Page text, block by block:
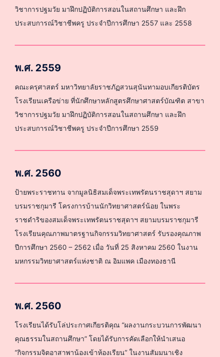
วิชาการปฐมวัย มาฝึกปฏิบัติการสอนในสถานศึกษา และฝึก
ประสบการณ์วิชาชีพครู ประจำปีการศึกษา 2557 และ 2558
พ.ศ. 2559
คณะครุศาสตร์ มหาวิทยาลัยราชภัฏสวนสุนันทามอบเกียรติบัตร
โรงเรียนเครือข่าย ที่นักศึกษาหลักสูตรศึกษาศาสตร์บัณฑิต สาขา
วิชาการปฐมวัย มาฝึกปฏิบัติการสอนในสถานศึกษา และฝึก
ประสบการณ์วิชาชีพครู ประจำปีการศึกษา 2559
พ.ศ. 2560
ป้ายพระราชทาน จากมูลนิธิสมเด็จพระเทพรัตนราชสุดาฯ สยาม
บรมราชกุมารี โครงการบ้านนักวิทยาศาสตร์น้อย ในพระ
ราชดำริของสมเด็จพระเทพรัตนราชสุดาฯ สยามบรมราชกุมารี
โรงเรียนคุณภาพมาตรฐานกิจกรรมวิทยาศาสตร์ รับรองคุณภาพ
ปีการศึกษา 2560 – 2562 เมื่อ วันที่ 25 สิงหาคม 2560 ในงาน
มหกรรมวิทยาศาสตร์แห่งชาติ ณ อิมแพค เมืองทองธานี
พ.ศ. 2560
โรงเรียนได้รับโล่ประกาศเกียรติคุณ “ผลงานกระบวนการพัฒนา
คุณธรรมในสถานศึกษา” โดยได้รับการคัดเลือกให้นำเสนอ
“กิจกรรมจิตอาสาพาน้องเข้าห้องเรียน” ในงานสัมมนาเชิง